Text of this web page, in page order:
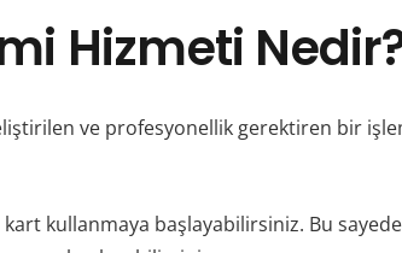
Hizmeti Nedir?
ve profesyonellik gerektiren bir
kullanmaya başlayabilirsiniz. Bu